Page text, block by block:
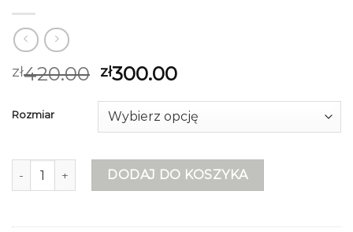
zł420.00 zł300.00
Rozmiar
ilość 4f kurtki puchowe damskie
DODAJ DO KOSZYKA